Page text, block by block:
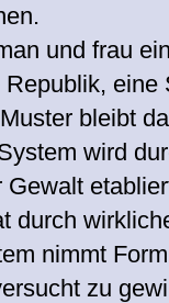
und frau
Republik, eine
bleibt
wird
Gewalt
durch
nimmt
zu